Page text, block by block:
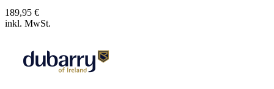
189,95 €
inkl. MwSt.